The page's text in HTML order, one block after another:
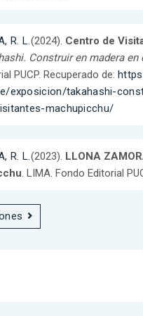
R. L.(2024). Centro de
Construir en madera en
PUCP. Recuperado de:
exposicion/takahashi-
machupicchu/
R. L.(2023). LLONA
. LIMA. Fondo Editorial